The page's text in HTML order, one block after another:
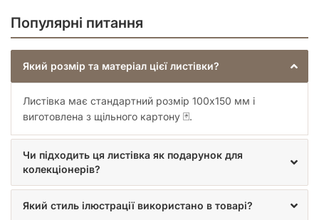
Популярні питання
Який розмір та матеріал цієї листівки?
Листівка має стандартний розмір 100x150 мм і
виготовлена з щільного картону 🃏.
Чи підходить ця листівка як подарунок для
колекціонерів?
Який стиль ілюстрації використано в товарі?